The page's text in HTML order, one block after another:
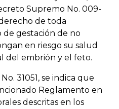
Supremo No. 009-
de toda
gestación de no
en riesgo su salud
del embrión y el feto.
31051, se indica que
Reglamento en
descritas en los